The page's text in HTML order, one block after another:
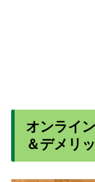
オンライ
＆デメリ